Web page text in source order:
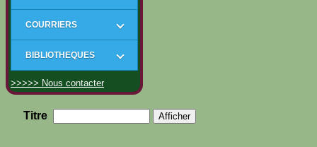
COURRIERS
BIBLIOTHEQUES
>>>>> Nous contacter
Titre